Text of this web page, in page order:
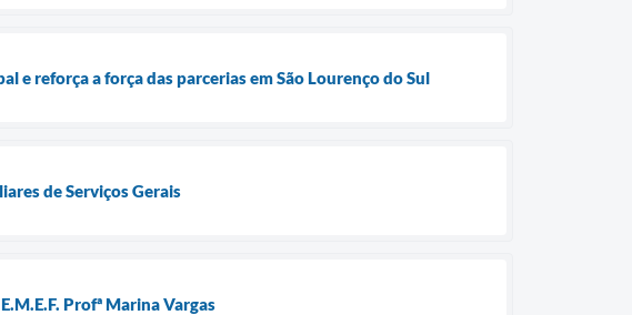
e reforça a força das parcerias em São Lourenço do Sul
de Serviços Gerais
Profª Marina Vargas